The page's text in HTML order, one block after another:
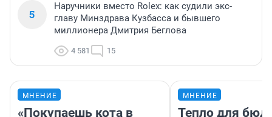
5
Наручники вместо Rolex: как судили экс-
главу Минздрава Кузбасса и бывшего
миллионера Дмитрия Беглова
4 581 15
МНЕНИЕ
«Покупаешь кота в
МНЕНИЕ
Тепло для